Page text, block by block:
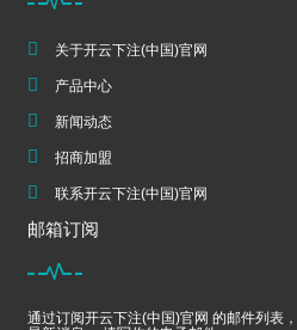
关于开云下注(中国)官网
产品中心
新闻动态
招商加盟
联系开云下注(中国)官网
邮箱订阅
通过订阅开云下注(中国)官网 的邮件列表